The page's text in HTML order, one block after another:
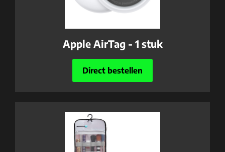
Apple AirTag - 1 stuk
Direct bestellen